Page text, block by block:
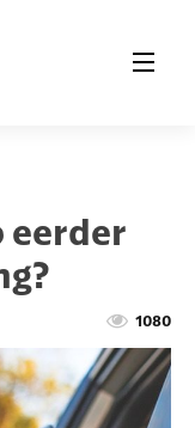
eerder
1080